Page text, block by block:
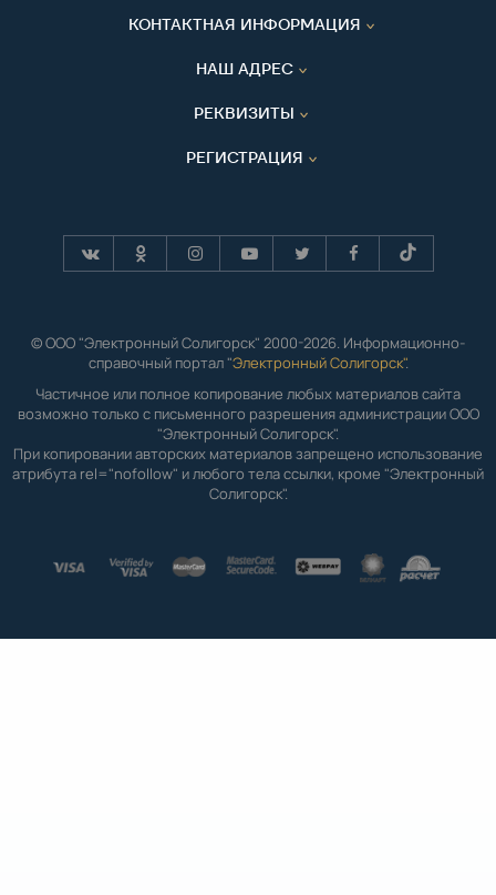
КОНТАКТНАЯ ИНФОРМАЦИЯ
НАШ АДРЕС
РЕКВИЗИТЫ
РЕГИСТРАЦИЯ
© ООО "Электронный Солигорск" 2000-2026. Информационно-
справочный портал "Электронный Солигорск".
Частичное или полное копирование любых материалов сайта
возможно только с письменного разрешения администрации ООО
"Электронный Солигорск".
При копировании авторских материалов запрещено использование
атрибута rel="nofollow" и любого тела ссылки, кроме "Электронный
Солигорск".